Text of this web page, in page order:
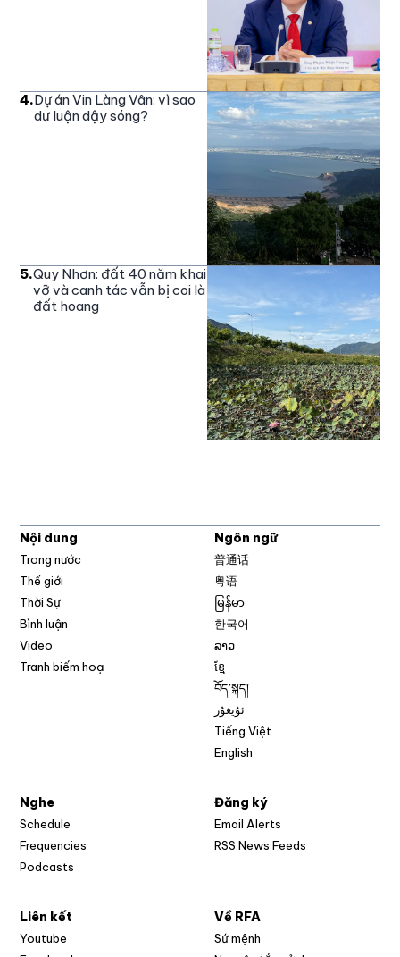
4.Dự án Vin Làng Vân: vì sao
dư luận dậy sóng?
5.Quy Nhơn: đất 40 năm khai
vỡ và canh tác vẫn bị coi là
đất hoang
Nội dung
Trong nước
Thế giới
Thời Sự
Bình luận
Video
Tranh biếm hoạ
Ngôn ngữ
普通话
粤语
မြန်မာ
한국어
ລາວ
ខ្មែ
བོད་སྐད།
ئۇيغۇر
Tiếng Việt
English
Nghe
Schedule
Frequencies
Podcasts
Đăng ký
Email Alerts
RSS News Feeds
Liên kết
Youtube
Về RFA
Sứ mệnh